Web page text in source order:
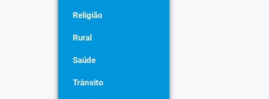
Religião
Rural
Saúde
Trânsito